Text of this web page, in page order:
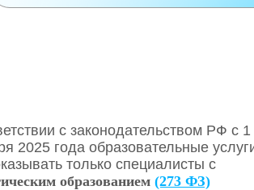
с законодательством РФ c 1
2025 года образовательные
только специалисты с
образованием (273 ФЗ)